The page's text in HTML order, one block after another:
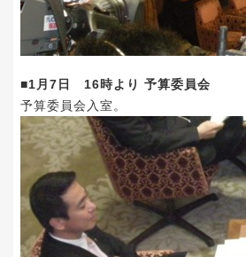
■1月7日 16時より 予算委員会
予算委員会入室。